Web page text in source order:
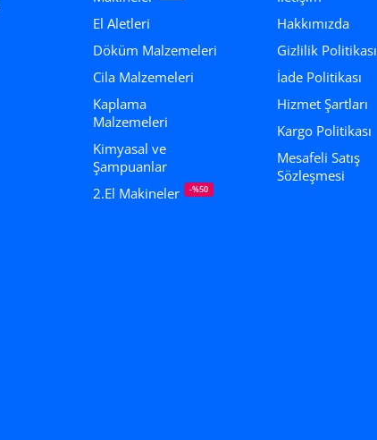
El Aletleri
Döküm Malzemeleri
Cila Malzemeleri
Kaplama
Malzemeleri
Kimyasal ve
Şampuanlar
2.El Makineler
-%50
Hakkımızda
Gizlilik Politikası
İade Politikası
Hizmet Şartları
Kargo Politikası
Mesafeli Satış
Sözleşmesi